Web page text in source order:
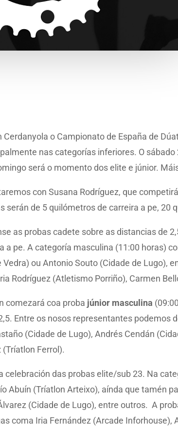
o Campionato de España de
nas categorías inferiores. O
será o momento dos elite e júnior.
con Susana Rodríguez, que
serán de 5 quilómetros de carreira a pe, 20
as probas cadete sobre as distancias de
a pe. A categoría masculina (11:00 horas)
Vedra) ou Antonio Souto (Cidade de Lugo),
Rodríguez (Atletismo Porriño), Carmen
comezará coa proba júnior masculina
Entre os nosos representantes podemos
(Cidade de Lugo), Andrés Cendán
(Tríatlon Ferrol).
celebración das probas elite/sub 23. Na
Abuín (Tríatlon Arteixo), aínda que tamén
(Cidade de Lugo), entre outros. A
coma Iria Fernández (Arcade Inforhouse),